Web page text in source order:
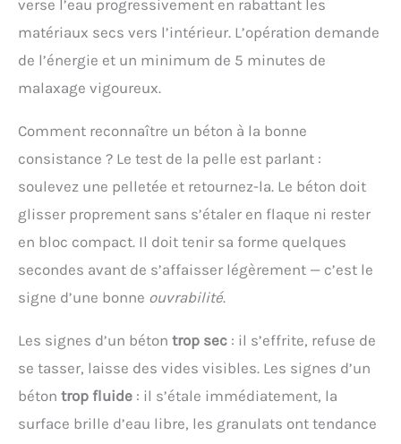
verse l’eau progressivement en rabattant les
matériaux secs vers l’intérieur. L’opération demande
de l’énergie et un minimum de 5 minutes de
malaxage vigoureux.
Comment reconnaître un béton à la bonne
consistance ? Le test de la pelle est parlant :
soulevez une pelletée et retournez-la. Le béton doit
glisser proprement sans s’étaler en flaque ni rester
en bloc compact. Il doit tenir sa forme quelques
secondes avant de s’affaisser légèrement — c’est le
signe d’une bonne ouvrabilité.
Les signes d’un béton trop sec : il s’effrite, refuse de
se tasser, laisse des vides visibles. Les signes d’un
béton trop fluide : il s’étale immédiatement, la
surface brille d’eau libre, les granulats ont tendance